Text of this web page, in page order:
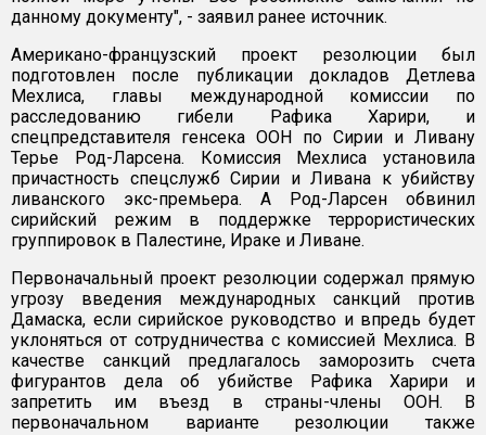
данному документу", - заявил ранее источник.
Американо-французский проект резолюции был
подготовлен после публикации докладов Детлева
Мехлиса, главы международной комиссии по
расследованию гибели Рафика Харири, и
спецпредставителя генсека ООН по Сирии и Ливану
Терье Род-Ларсена. Комиссия Мехлиса установила
причастность спецслужб Сирии и Ливана к убийству
ливанского экс-премьера. А Род-Ларсен обвинил
сирийский режим в поддержке террористических
группировок в Палестине, Ираке и Ливане.
Первоначальный проект резолюции содержал прямую
угрозу введения международных санкций против
Дамаска, если сирийское руководство и впредь будет
уклоняться от сотрудничества с комиссией Мехлиса. В
качестве санкций предлагалось заморозить счета
фигурантов дела об убийстве Рафика Харири и
запретить им въезд в страны-члены ООН. В
первоначальном варианте резолюции также